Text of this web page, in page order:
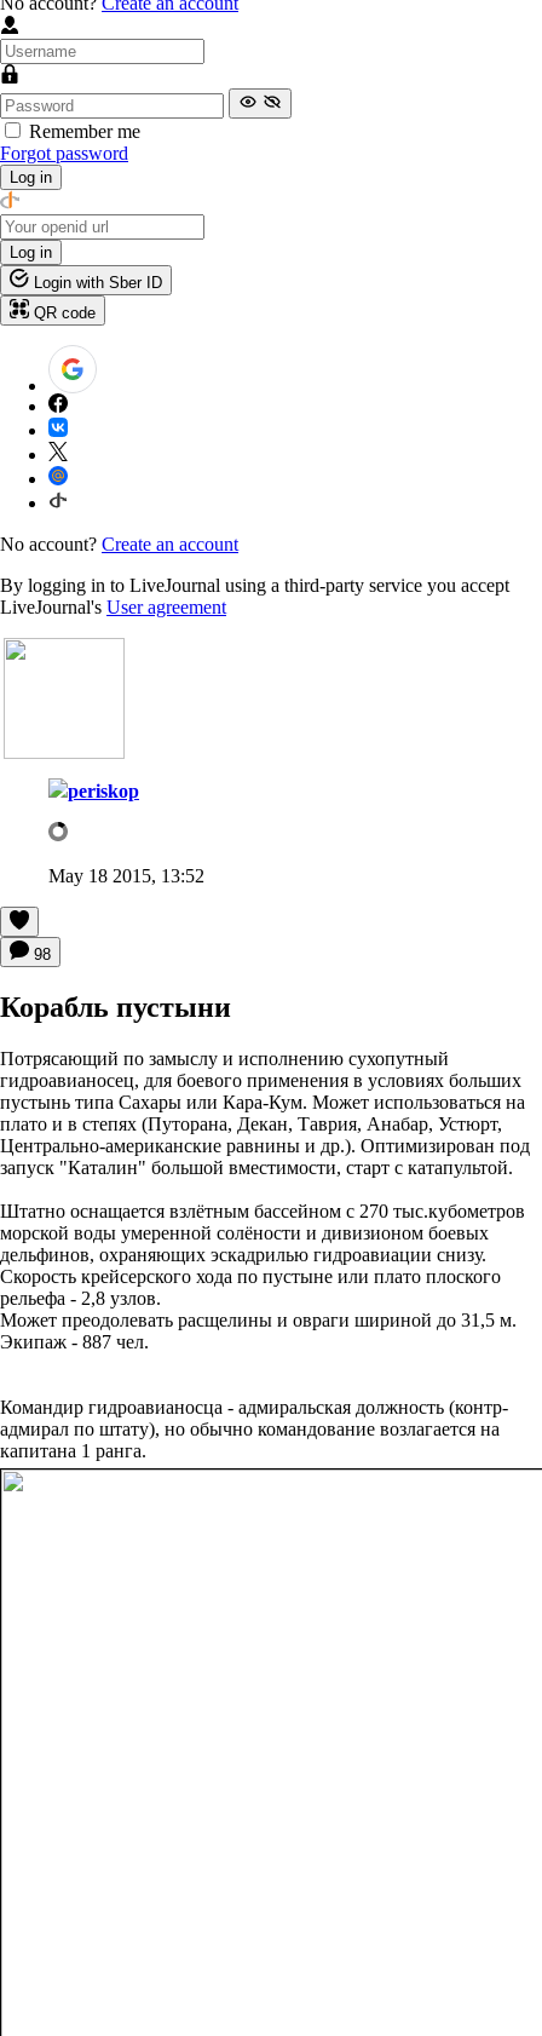
Remember me
Forgot password
Log in
Log in
Login with Sber ID
QR code
No account? Create an account
By logging in to LiveJournal using a third-party service you accept
LiveJournal's User agreement
periskop
May 18 2015, 13:52
98
Корабль пустыни
Потрясающий по замыслу и исполнению сухопутный
гидроавианосец, для боевого применения в условиях больших
пустынь типа Сахары или Кара-Кум. Может использоваться на
плато и в степях (Путорана, Декан, Таврия, Анабар, Устюрт,
Центрально-американские равнины и др.). Оптимизирован под
запуск "Каталин" большой вместимости, старт с катапультой.
Штатно оснащается взлётным бассейном с 270 тыс.кубометров
морской воды умеренной солёности и дивизионом боевых
дельфинов, охраняющих эскадрилью гидроавиации снизу.
Скорость крейсерского хода по пустыне или плато плоского
рельефа - 2,8 узлов.
Может преодолевать расщелины и овраги шириной до 31,5 м.
Экипаж - 887 чел.
Командир гидроавианосца - адмиральская должность (контр-
адмирал по штату), но обычно командование возлагается на
капитана 1 ранга.